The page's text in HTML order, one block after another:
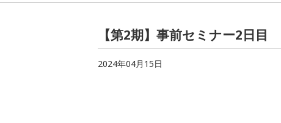
【第2期】事前セミナー2日目
2024年04月15日